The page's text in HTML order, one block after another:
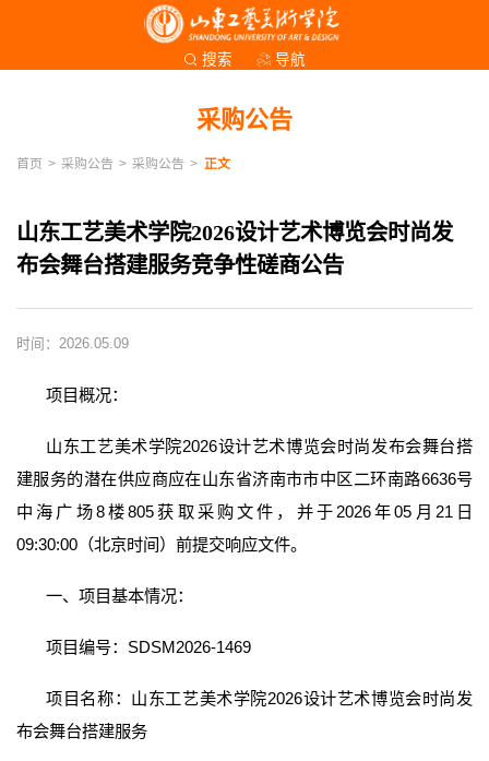
搜索 导航
采购公告
首页 > 采购公告 > 采购公告 > 正文
山东工艺美术学院2026设计艺术博览会时尚发
布会舞台搭建服务竞争性磋商公告
时间：2026.05.09
项目概况：
山东工艺美术学院2026设计艺术博览会时尚发布会舞台搭
建服务的潜在供应商应在山东省济南市市中区二环南路6636号
中海广场8楼805获取采购文件，并于2026年05月21日
09:30:00（北京时间）前提交响应文件。
一、项目基本情况：
项目编号：SDSM2026-1469
项目名称：山东工艺美术学院2026设计艺术博览会时尚发
布会舞台搭建服务